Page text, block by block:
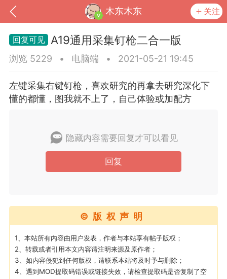
木东木东 关注
攻略教程 联机招募
大人
Lv.8
17:51
电脑端 其他&工具
A19通用采集钉枪二合一版
浏览 5229 • 电脑端 • 2021-05-21 19:45
左键采集右键钉枪，喜欢研究的再拿去研究深化下
懂的都懂，图我就不上了，自己体验或加配方
隐藏内容需要回复才可以看见
回复
©版权声明
1、本站所有内容由用户发表，作者与本站享有帖子版权；
2、转载或者引用本文内容请注明来源及原作者；
3、如内容侵犯到任何版权，请联系本站将及时予与删除；
4、遇到MOD提取码错误或链接失效，请检查提取码是否复制了空